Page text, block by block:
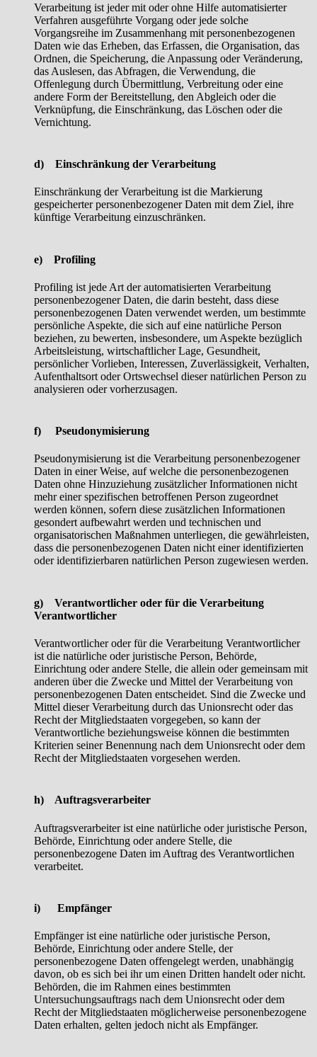
Verarbeitung ist jeder mit oder ohne Hilfe automatisierter
Verfahren ausgeführte Vorgang oder jede solche
Vorgangsreihe im Zusammenhang mit personenbezogenen
Daten wie das Erheben, das Erfassen, die Organisation, das
Ordnen, die Speicherung, die Anpassung oder Veränderung,
das Auslesen, das Abfragen, die Verwendung, die
Offenlegung durch Übermittlung, Verbreitung oder eine
andere Form der Bereitstellung, den Abgleich oder die
Verknüpfung, die Einschränkung, das Löschen oder die
Vernichtung.
d) Einschränkung der Verarbeitung
Einschränkung der Verarbeitung ist die Markierung
gespeicherter personenbezogener Daten mit dem Ziel, ihre
künftige Verarbeitung einzuschränken.
e) Profiling
Profiling ist jede Art der automatisierten Verarbeitung
personenbezogener Daten, die darin besteht, dass diese
personenbezogenen Daten verwendet werden, um bestimmte
persönliche Aspekte, die sich auf eine natürliche Person
beziehen, zu bewerten, insbesondere, um Aspekte bezüglich
Arbeitsleistung, wirtschaftlicher Lage, Gesundheit,
persönlicher Vorlieben, Interessen, Zuverlässigkeit, Verhalten,
Aufenthaltsort oder Ortswechsel dieser natürlichen Person zu
analysieren oder vorherzusagen.
f) Pseudonymisierung
Pseudonymisierung ist die Verarbeitung personenbezogener
Daten in einer Weise, auf welche die personenbezogenen
Daten ohne Hinzuziehung zusätzlicher Informationen nicht
mehr einer spezifischen betroffenen Person zugeordnet
werden können, sofern diese zusätzlichen Informationen
gesondert aufbewahrt werden und technischen und
organisatorischen Maßnahmen unterliegen, die gewährleisten,
dass die personenbezogenen Daten nicht einer identifizierten
oder identifizierbaren natürlichen Person zugewiesen werden.
g) Verantwortlicher oder für die Verarbeitung
Verantwortlicher
Verantwortlicher oder für die Verarbeitung Verantwortlicher
ist die natürliche oder juristische Person, Behörde,
Einrichtung oder andere Stelle, die allein oder gemeinsam mit
anderen über die Zwecke und Mittel der Verarbeitung von
personenbezogenen Daten entscheidet. Sind die Zwecke und
Mittel dieser Verarbeitung durch das Unionsrecht oder das
Recht der Mitgliedstaaten vorgegeben, so kann der
Verantwortliche beziehungsweise können die bestimmten
Kriterien seiner Benennung nach dem Unionsrecht oder dem
Recht der Mitgliedstaaten vorgesehen werden.
h) Auftragsverarbeiter
Auftragsverarbeiter ist eine natürliche oder juristische Person,
Behörde, Einrichtung oder andere Stelle, die
personenbezogene Daten im Auftrag des Verantwortlichen
verarbeitet.
i) Empfänger
Empfänger ist eine natürliche oder juristische Person,
Behörde, Einrichtung oder andere Stelle, der
personenbezogene Daten offengelegt werden, unabhängig
davon, ob es sich bei ihr um einen Dritten handelt oder nicht.
Behörden, die im Rahmen eines bestimmten
Untersuchungsauftrags nach dem Unionsrecht oder dem
Recht der Mitgliedstaaten möglicherweise personenbezogene
Daten erhalten, gelten jedoch nicht als Empfänger.